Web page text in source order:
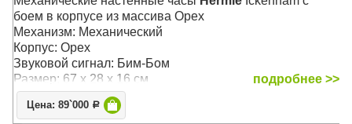
боем в корпусе из массива Орех
Механизм: Механический
Корпус: Орех
Звуковой сигнал: Бим-Бом
Размер: 67 х 28 х 16 см
подробнее >>
Цена: 89`000 Р